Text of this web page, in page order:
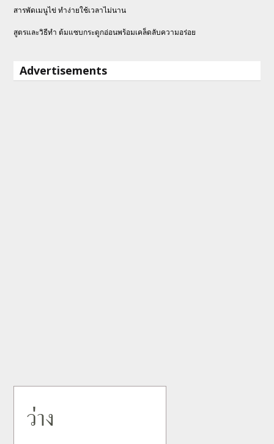
สารพัดเมนูไข่ ทำง่ายใช้เวลาไม่นาน
สูตรและวิธีทำ ต้มแซบกระดูกอ่อนพร้อมเคล็ดลับความอร่อย
Advertisements